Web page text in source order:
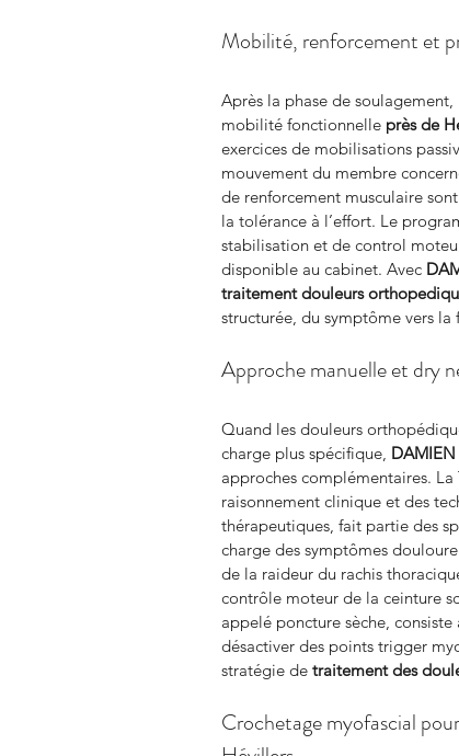
Mobilité, renforcement et
Après la phase de
mobilité fonctionnelle près de
exercices de mobilisations
mouvement du membre
de renforcement musculaire
la tolérance à l’effort. Le
stabilisation et de control
disponible au cabinet. Avec
traitement douleurs
structurée, du symptôme vers la
Approche manuelle et dry
Quand les douleurs
charge plus spécifique, DAMIEN
approches complémentaires.
raisonnement clinique et des
thérapeutiques, fait partie des
charge des symptômes
de la raideur du rachis
contrôle moteur de la ceinture
appelé poncture sèche,
désactiver des points trigger
stratégie de traitement des
Crochetage myofascial